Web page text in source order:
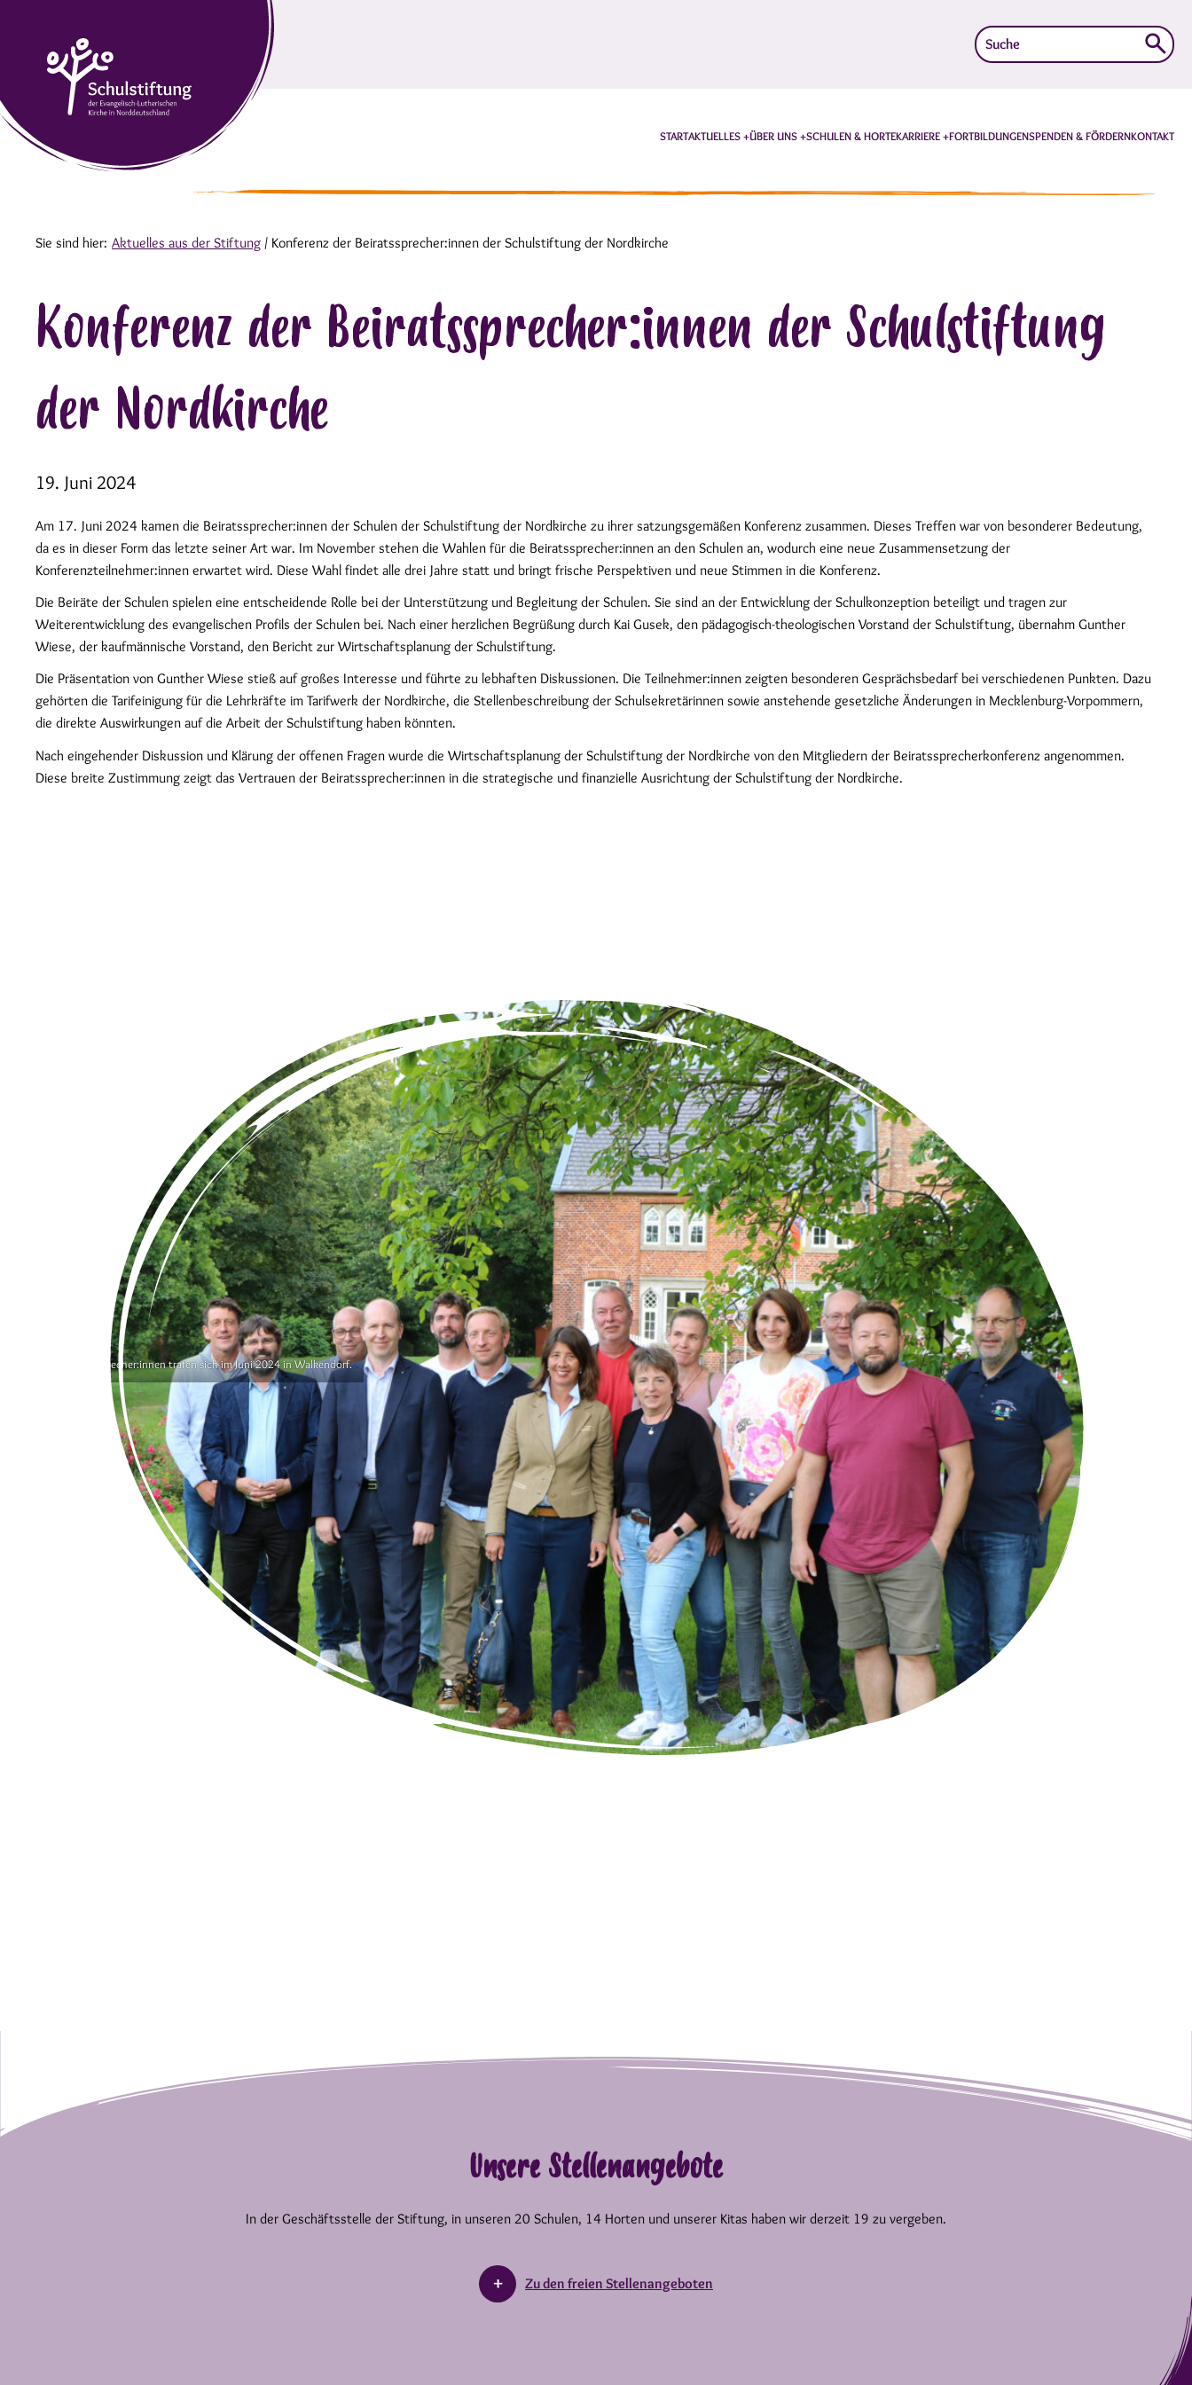
Suche
nach:
STARTAKTUELLES ÜBER UNS SCHULEN & HORTEKARRIERE FORTBILDUNGENSPENDEN & FÖRDERNKONTAKT
Sie sind hier: Aktuelles aus der Stiftung / Konferenz der Beiratssprecher:innen der Schulstiftung der Nordkirche
Konferenz der Beiratssprecher:innen der Schulstiftung
der Nordkirche
19. Juni 2024
Am 17. Juni 2024 kamen die Beiratssprecher:innen der Schulen der Schulstiftung der Nordkirche zu ihrer satzungsgemäßen Konferenz zusammen. Dieses Treffen war von besonderer Bedeutung,
da es in dieser Form das letzte seiner Art war. Im November stehen die Wahlen für die Beiratssprecher:innen an den Schulen an, wodurch eine neue Zusammensetzung der
Konferenzteilnehmer:innen erwartet wird. Diese Wahl findet alle drei Jahre statt und bringt frische Perspektiven und neue Stimmen in die Konferenz.
Die Beiräte der Schulen spielen eine entscheidende Rolle bei der Unterstützung und Begleitung der Schulen. Sie sind an der Entwicklung der Schulkonzeption beteiligt und tragen zur
Weiterentwicklung des evangelischen Profils der Schulen bei. Nach einer herzlichen Begrüßung durch Kai Gusek, den pädagogisch-theologischen Vorstand der Schulstiftung, übernahm Gunther
Wiese, der kaufmännische Vorstand, den Bericht zur Wirtschaftsplanung der Schulstiftung.
Die Präsentation von Gunther Wiese stieß auf großes Interesse und führte zu lebhaften Diskussionen. Die Teilnehmer:innen zeigten besonderen Gesprächsbedarf bei verschiedenen Punkten. Dazu
gehörten die Tarifeinigung für die Lehrkräfte im Tarifwerk der Nordkirche, die Stellenbeschreibung der Schulsekretärinnen sowie anstehende gesetzliche Änderungen in Mecklenburg-Vorpommern,
die direkte Auswirkungen auf die Arbeit der Schulstiftung haben könnten.
Nach eingehender Diskussion und Klärung der offenen Fragen wurde die Wirtschaftsplanung der Schulstiftung der Nordkirche von den Mitgliedern der Beiratssprecherkonferenz angenommen.
Diese breite Zustimmung zeigt das Vertrauen der Beiratssprecher:innen in die strategische und finanzielle Ausrichtung der Schulstiftung der Nordkirche.
Die Beiratssprecher:innen trafen sich im Juni 2024 in Walkendorf.
Unsere Stellenangebote
In der Geschäftsstelle der Stiftung, in unseren 20 Schulen, 14 Horten und unserer Kitas haben wir derzeit 19 zu vergeben.
Zu den freien Stellenangeboten